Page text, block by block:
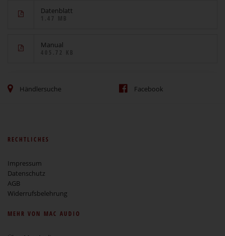
Datenblatt
Manual
Händlersuche Facebook
RECHTLICHES
Impressum
Datenschutz
AGB
Widerrufsbelehrung
MEHR VON MAC AUDIO